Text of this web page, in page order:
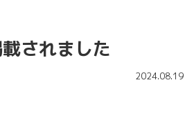
されました
2024.08.19